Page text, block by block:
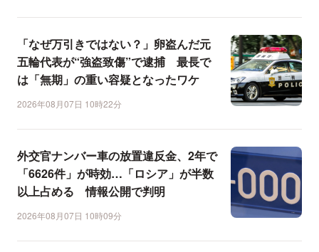
「なぜ万引きではない？」卵盗んだ元
五輪代表が“強盗致傷”で逮捕 最長で
は「無期」の重い容疑となったワケ
2026年08月07日 10時22分
外交官ナンバー車の放置違反金、2年で
「6626件」が時効…「ロシア」が半数
以上占める 情報公開で判明
2026年08月07日 10時09分